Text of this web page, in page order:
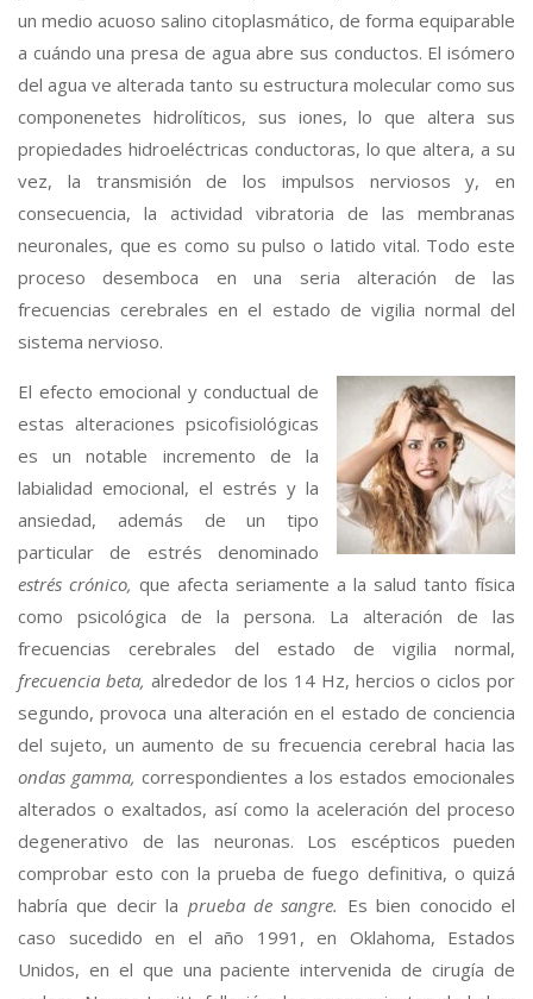
un medio acuoso salino citoplasmático, de forma equiparable
a cuándo una presa de agua abre sus conductos. El isómero
del agua ve alterada tanto su estructura molecular como sus
componenetes hidrolíticos, sus iones, lo que altera sus
propiedades hidroeléctricas conductoras, lo que altera, a su
vez, la transmisión de los impulsos nerviosos y, en
consecuencia, la actividad vibratoria de las membranas
neuronales, que es como su pulso o latido vital. Todo este
proceso desemboca en una seria alteración de las
frecuencias cerebrales en el estado de vigilia normal del
sistema nervioso.
El efecto emocional y conductual de
estas alteraciones psicofisiológicas
es un notable incremento de la
labialidad emocional, el estrés y la
ansiedad, además de un tipo
particular de estrés denominado
estrés crónico, que afecta seriamente a la salud tanto física
como psicológica de la persona. La alteración de las
frecuencias cerebrales del estado de vigilia normal,
frecuencia beta, alrededor de los 14 Hz, hercios o ciclos por
segundo, provoca una alteración en el estado de conciencia
del sujeto, un aumento de su frecuencia cerebral hacia las
ondas gamma, correspondientes a los estados emocionales
alterados o exaltados, así como la aceleración del proceso
degenerativo de las neuronas. Los escépticos pueden
comprobar esto con la prueba de fuego definitiva, o quizá
habría que decir la prueba de sangre. Es bien conocido el
caso sucedido en el año 1991, en Oklahoma, Estados
Unidos, en el que una paciente intervenida de cirugía de